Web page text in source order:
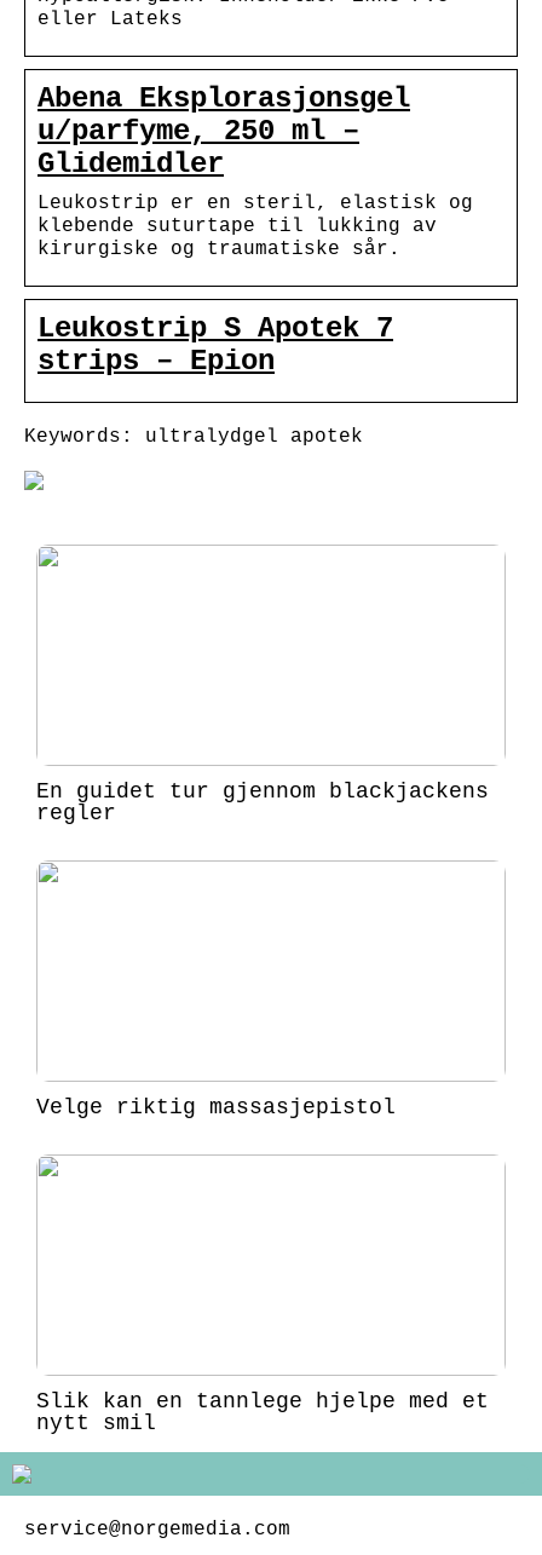
eller Lateks
Abena Eksplorasjonsgel
u/parfyme, 250 ml –
Glidemidler
Leukostrip er en steril, elastisk og
klebende suturtape til lukking av
kirurgiske og traumatiske sår.
Leukostrip S Apotek 7
strips – Epion
Keywords: ultralydgel apotek
En guidet tur gjennom blackjackens
regler
Velge riktig massasjepistol
Slik kan en tannlege hjelpe med et
nytt smil
service@norgemedia.com